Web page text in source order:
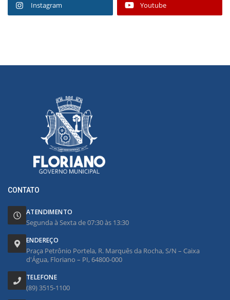
Instagram Youtube
CONTATO
ATENDIMENTO
Segunda à Sexta de 07:30 às 13:30
ENDEREÇO
Praça Petrônio Portela, R. Marquês da Rocha, S/N – Caixa
d'Água, Floriano – PI, 64800-000
TELEFONE
(89) 3515-1100